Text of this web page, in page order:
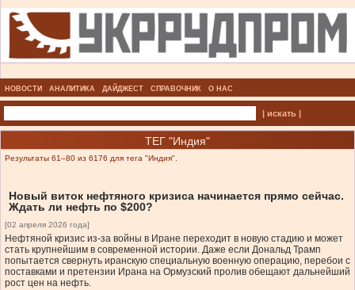
НОВОСТИ АНАЛИТИКА ДАЙДЖЕСТ СПРАВОЧНИК О НАС
| искать |
ТЕГ "Индия"
Результаты 61–80 из 6176 для тега "Индия".
Новый виток нефтяного кризиса начинается прямо сейчас.
Ждать ли нефть по $200?
[02 апреля 2026 года]
Нефтяной кризис из-за войны в Иране переходит в новую стадию и может
стать крупнейшим в современной истории. Даже если Дональд Трамп
попытается свернуть иранскую специальную военную операцию, перебои с
поставками и претензии Ирана на Ормузский пролив обещают дальнейший
рост цен на нефть.